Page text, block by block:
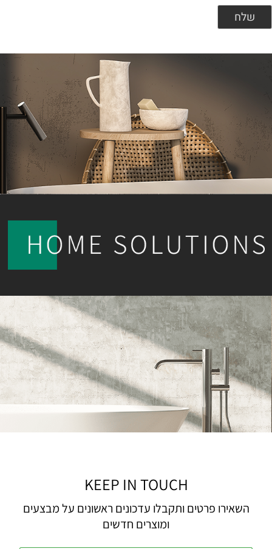
KEEP IN TOUCH
השאירו פרטים ותקבלו עדכונים ראשונים על מבצעים
ומוצרים חדשים